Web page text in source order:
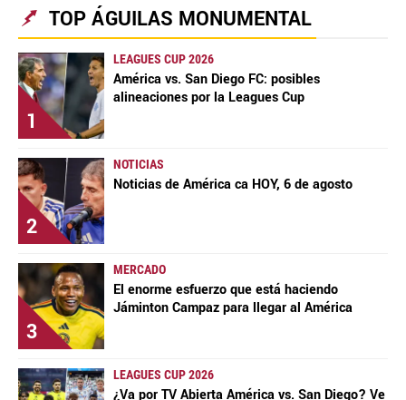
TOP ÁGUILAS MONUMENTAL
1
LEAGUES CUP 2026
América vs. San Diego FC: posibles
alineaciones por la Leagues Cup
2
NOTICIAS
Noticias de América ca HOY, 6 de agosto
3
MERCADO
El enorme esfuerzo que está haciendo
Jáminton Campaz para llegar al América
LEAGUES CUP 2026
¿Va por TV Abierta América vs. San Diego? Ve